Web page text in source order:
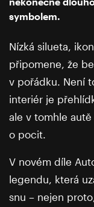
symbolem.
Nízká silueta,
připomene, že
v pořádku. Není
interiér je
ale v tomhle
o pocit.
V novém díle
legendu, která
snu – nejen